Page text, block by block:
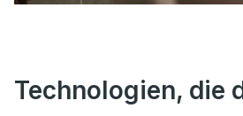
Technologien, die